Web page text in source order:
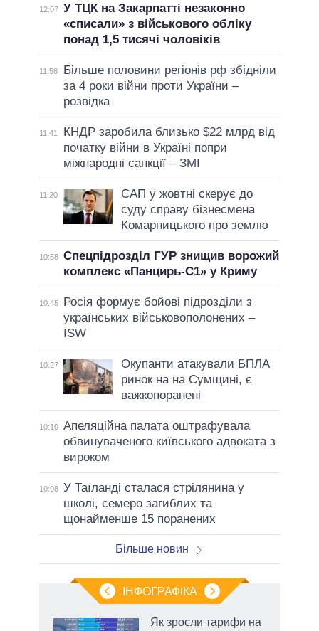
12:07 У ТЦК на Закарпатті незаконно
«списали» з військового обліку
понад 1,5 тисячі чоловіків
11:58
Більше половини регіонів рф збідніли
за 4 роки війни проти України –
розвідка
11:41
КНДР заробила близько $22 млрд від
початку війни в Україні попри
міжнародні санкції – ЗМІ
11:20
САП у жовтні скерує до
суду справу бізнесмена
Комарницького про землю
10:58 Спецпідрозділ ГУР знищив ворожий
комплекс «Панцирь-С1» у Криму
10:45
Росія формує бойові підрозділи з
українських військовополонених –
ISW
10:27
Окупанти атакували БПЛА
ринок на на Сумщині, є
важкопоранені
10:10 Апеляційна палата оштрафувала
обвинуваченого київського адвоката з
вироком
10:08 У Таїланді сталася стрілянина у
школі, семеро загиблих та
щонайменше 15 поранених
Більше новин
ІНФОГРАФІКА
Як зросли тарифи на